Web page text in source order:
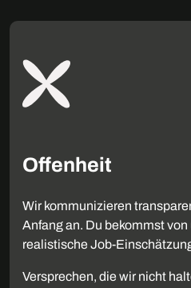
Offenheit
Wir kommunizieren
Anfang an. Du bekommst
realistische Job-
Versprechen, die wir nicht